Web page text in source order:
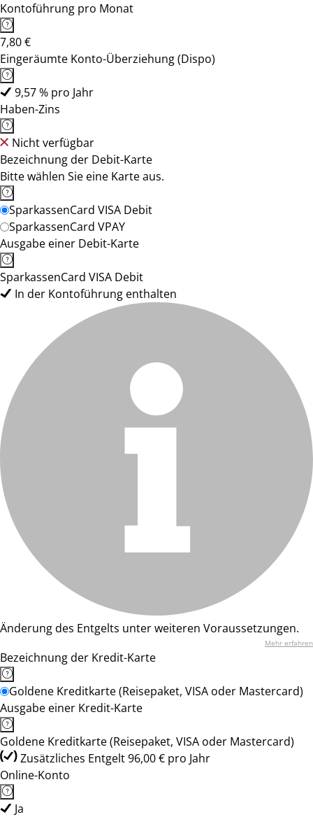
Kontoführung pro Monat
7,80 €
Eingeräumte Konto-Überziehung (Dispo)
9,57 % pro Jahr
Haben-Zins
Nicht verfügbar
Bezeichnung der Debit-Karte
Bitte wählen Sie eine Karte aus.
SparkassenCard VISA Debit
SparkassenCard VPAY
Ausgabe einer Debit-Karte
SparkassenCard VISA Debit
In der Kontoführung enthalten
Änderung des Entgelts unter weiteren Voraussetzungen.
Mehr erfahren
Bezeichnung der Kredit-Karte
Goldene Kreditkarte (Reisepaket, VISA oder Mastercard)
Ausgabe einer Kredit-Karte
Goldene Kreditkarte (Reisepaket, VISA oder Mastercard)
Zusätzliches Entgelt 96,00 € pro Jahr
Online-Konto
Ja